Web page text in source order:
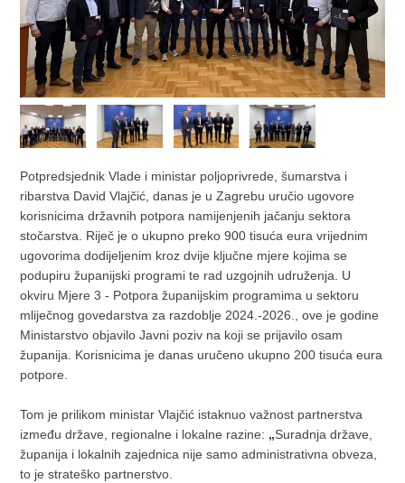
Potpredsjednik Vlade i ministar poljoprivrede, šumarstva i
ribarstva David Vlajčić, danas je u Zagrebu uručio ugovore
korisnicima državnih potpora namijenjenih jačanju sektora
stočarstva. Riječ je o ukupno preko 900 tisuća eura vrijednim
ugovorima dodijeljenim kroz dvije ključne mjere kojima se
podupiru županijski programi te rad uzgojnih udruženja. U
okviru Mjere 3 - Potpora županijskim programima u sektoru
mliječnog govedarstva za razdoblje 2024.-2026., ove je godine
Ministarstvo objavilo Javni poziv na koji se prijavilo osam
županija. Korisnicima je danas uručeno ukupno 200 tisuća eura
potpore.
Tom je prilikom ministar Vlajčić istaknuo važnost partnerstva
između države, regionalne i lokalne razine: „Suradnja države,
županija i lokalnih zajednica nije samo administrativna obveza,
to je strateško partnerstvo.